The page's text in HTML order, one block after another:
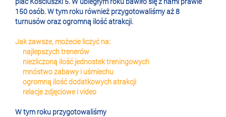
150 osób. W tym roku również przygotowaliśmy aż 8
turnusów oraz ogromną ilość atrakcji.
Jak zawsze, możecie liczyć na:
najlepszych trenerów
niezliczoną ilość jednostek treningowych
mnóstwo zabawy i uśmiechu
ogromną ilość dodatkowych atrakcji
relacje zdjęciowe i video
W tym roku przygotowaliśmy